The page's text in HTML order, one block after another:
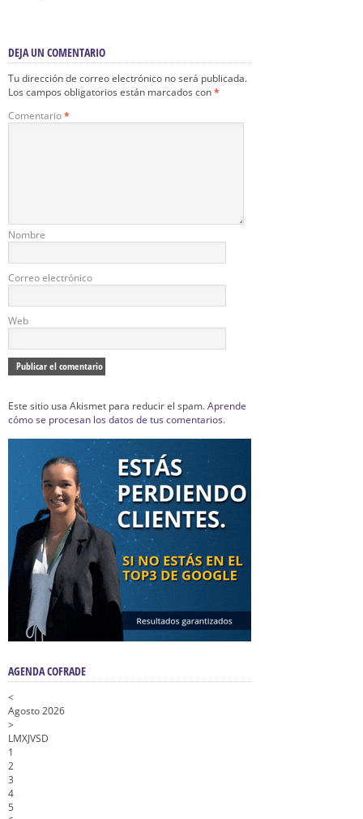
DEJA UN COMENTARIO
Tu dirección de correo electrónico no será publicada.
Los campos obligatorios están marcados con*
Comentario*
Nombre
Correo electrónico
Web
Este sitio usa Akismet para reducir el spam.Aprende
cómo se procesan los datos de tus comentarios.
AGENDA COFRADE
<
Agosto 2026
>
LMXJVSD
1
2
3
4
5